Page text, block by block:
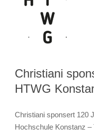
Christiani
HTWG
Christiani sponsert 120
Hochschule Konstanz